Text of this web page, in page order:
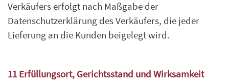
Verkäufers erfolgt nach Maßgabe der
Datenschutzerklärung des Verkäufers, die jeder
Lieferung an die Kunden beigelegt wird.
11 Erfüllungsort, Gerichtsstand und Wirksamkeit